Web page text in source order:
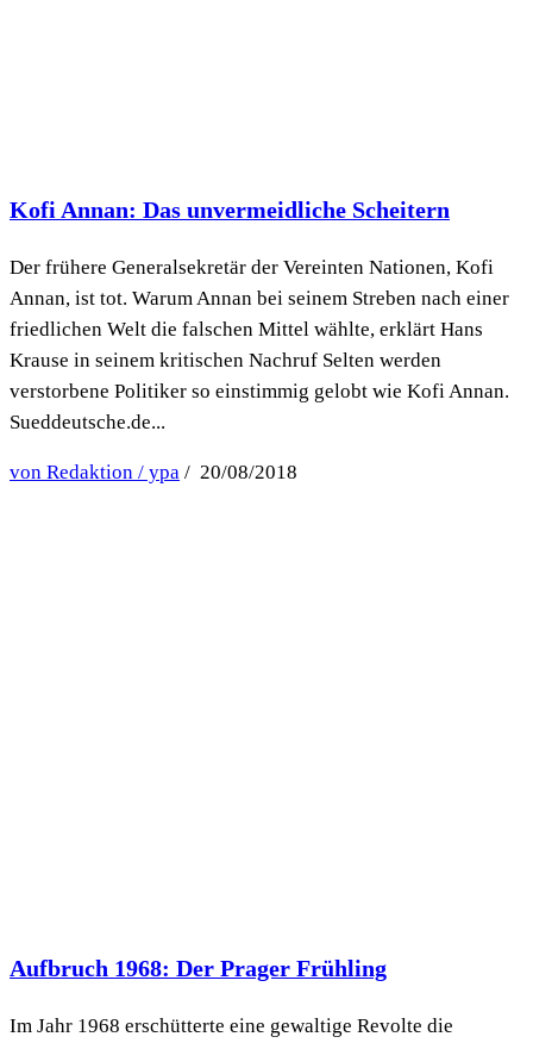
Kofi Annan: Das unvermeidliche Scheitern
Der frühere Generalsekretär der Vereinten Nationen, Kofi
Annan, ist tot. Warum Annan bei seinem Streben nach einer
friedlichen Welt die falschen Mittel wählte, erklärt Hans
Krause in seinem kritischen Nachruf Selten werden
verstorbene Politiker so einstimmig gelobt wie Kofi Annan.
Sueddeutsche.de...
von Redaktion / ypa / 20/08/2018
Aufbruch 1968: Der Prager Frühling
Im Jahr 1968 erschütterte eine gewaltige Revolte die